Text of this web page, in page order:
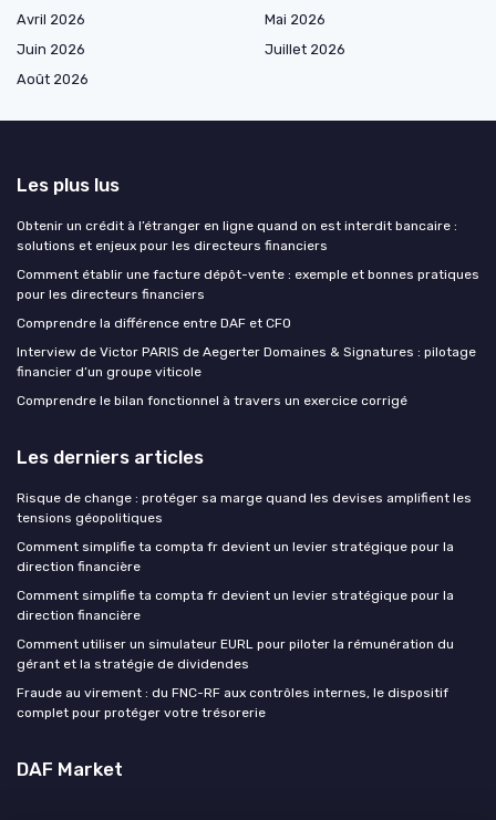
Avril 2026
Mai 2026
Juin 2026
Juillet 2026
Août 2026
Les plus lus
Obtenir un crédit à l’étranger en ligne quand on est interdit bancaire :
solutions et enjeux pour les directeurs financiers
Comment établir une facture dépôt-vente : exemple et bonnes pratiques
pour les directeurs financiers
Comprendre la différence entre DAF et CFO
Interview de Victor PARIS de Aegerter Domaines & Signatures : pilotage
financier d’un groupe viticole
Comprendre le bilan fonctionnel à travers un exercice corrigé
Les derniers articles
Risque de change : protéger sa marge quand les devises amplifient les
tensions géopolitiques
Comment simplifie ta compta fr devient un levier stratégique pour la
direction financière
Comment simplifie ta compta fr devient un levier stratégique pour la
direction financière
Comment utiliser un simulateur EURL pour piloter la rémunération du
gérant et la stratégie de dividendes
Fraude au virement : du FNC-RF aux contrôles internes, le dispositif
complet pour protéger votre trésorerie
DAF Market